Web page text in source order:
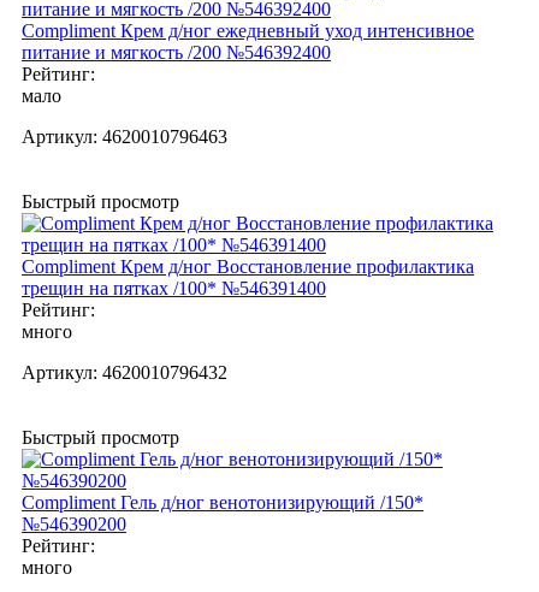
Compliment Крем д/ног ежедневный уход интенсивное
питание и мягкость /200 №546392400
Рейтинг:
мало
Артикул: 4620010796463
Быстрый просмотр
Compliment Крем д/ног Восстановление профилактика
трещин на пятках /100* №546391400
Рейтинг:
много
Артикул: 4620010796432
Быстрый просмотр
Compliment Гель д/ног венотонизирующий /150*
№546390200
Рейтинг:
много